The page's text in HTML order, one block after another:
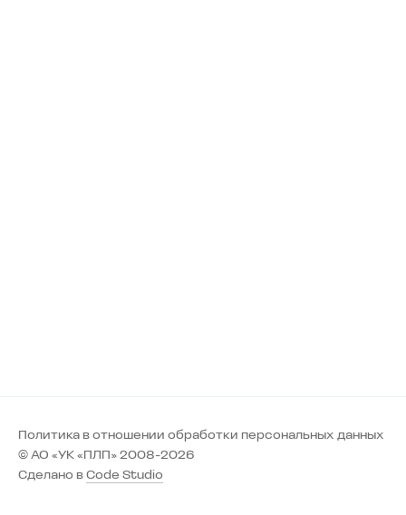
Политика в отношении обработки персональных данных
© АО «УК «ПЛП» 2008-2026
Сделано в Code Studio